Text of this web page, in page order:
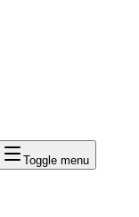
Toggle menu